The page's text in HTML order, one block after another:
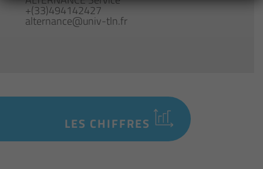
+(33)494142427
alternance@univ-tln.fr
LES CHIFFRES